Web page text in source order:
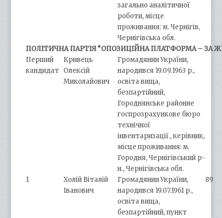
загально аналітичної
роботи, місце
проживання: м. Чернігів,
Чернігівська обл.
ПОЛІТИЧНА ПАРТІЯ “ОПОЗИЦІЙНА ПЛАТФОРМА – ЗА
Перший
кандидат
Кривець
Олексій
Миколайович
Громадянин України,
народився 19.09.1963 р.,
освіта вища,
безпартійний,
Городнянське районне
госпрозрахункове бюро
технічної
інвентаризації., керівник,
місце проживання: м.
Городня, Чернігівський р-
н., Чернігівська обл.
1
Холій Віталій
Іванович
Громадянин України,
народився 19.07.1961 р.,
освіта вища,
безпартійний, пункт
89